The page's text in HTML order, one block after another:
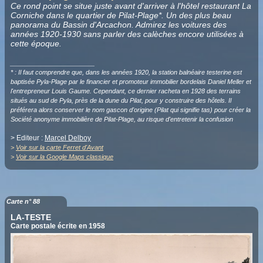
Ce rond point se situe juste avant d'arriver à l'hôtel restaurant La
Corniche dans le quartier de Pilat-Plage*. Un des plus beau
panorama du Bassin d'Arcachon. Admirez les voitures des
années 1920-1930 sans parler des calèches encore utilisées à
cette époque.
* : Il faut comprendre que, dans les années 1920, la station balnéaire testerine est
baptisée Pyla-Plage par le financier et promoteur immobilier bordelais Daniel Meller et
l'entrepreneur Louis Gaume. Cependant, ce dernier racheta en 1928 des terrains
situés au sud de Pyla, près de la dune du Pilat, pour y construire des hôtels. Il
préférera alors conserver le nom gascon d'origine (Pilat qui signifie tas) pour créer la
Société anonyme immobilière de Pilat-Plage, au risque d'entretenir la confusion
> Editeur : Marcel Delboy
> Voir sur la carte Ferret d'Avant
> Voir sur la Google Maps classique
Carte n° 88
LA-TESTE
Carte postale écrite en 1958